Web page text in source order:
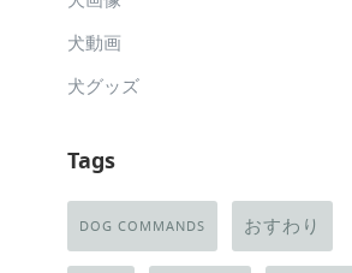
犬動画
犬グッズ
Tags
DOG COMMANDS おすわり